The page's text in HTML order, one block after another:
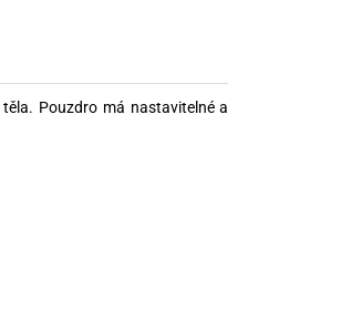
těla. Pouzdro má nastavitelné a